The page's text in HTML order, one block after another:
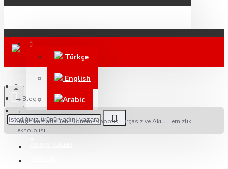
Türkçe
English
Arabic
BAYILERIMIZ
Blog
Araç Yıkamada Yeni Dönem: Robotik, Fırçasız ve Akıllı Temizlik
Teknolojisi